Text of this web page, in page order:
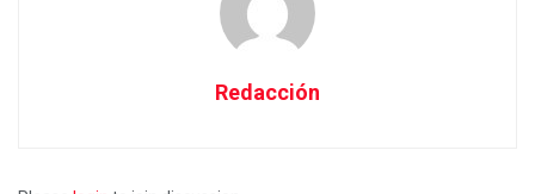
Redacción